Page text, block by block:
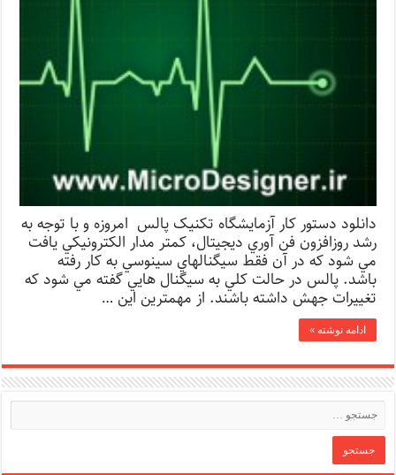
دانلود دستور کار آزمایشگاه تکنیک پالس امروزه و با توجه به
رشد روزافزون فن آوري ديجيتال، كمتر مدار الكترونيكي يافت
مي شود كه در آن فقط سيگنالهاي سينوسي به كار رفته
باشد. پالس در حالت كلي به سيگنال هايي گفته مي شود كه
تغييرات جهش داشته باشند. از مهمترين اين …
ادامه نوشته »